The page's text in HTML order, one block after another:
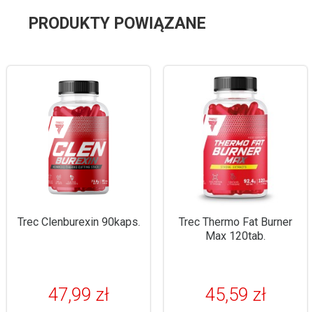
PRODUKTY POWIĄZANE
Trec Clenburexin 90kaps.
47,99 zł
Trec Thermo Fat Burner
Max 120tab.
45,59 zł